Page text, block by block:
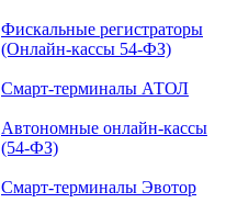
Фискальные регистраторы
(Онлайн-кассы 54-ФЗ)
Смарт-терминалы АТОЛ
Автономные онлайн-кассы
(54-ФЗ)
Смарт-терминалы Эвотор